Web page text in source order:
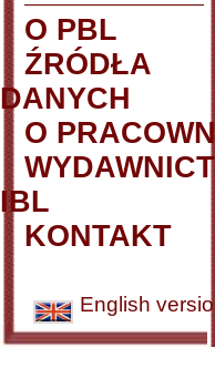
O PBL
ŹRÓDŁA
DANYCH
O
IBL
KONTAKT
English